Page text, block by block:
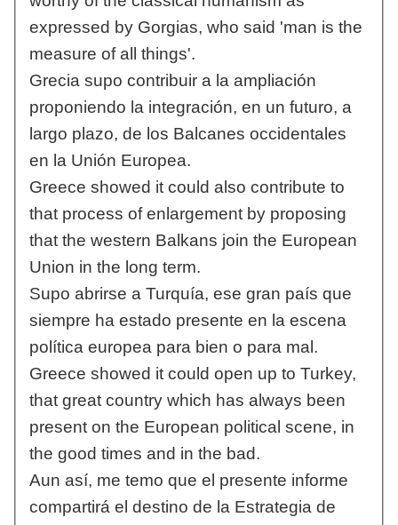
expressed by Gorgias, who said 'man is the
measure of all things'.
Grecia supo contribuir a la ampliación
proponiendo la integración, en un futuro, a
largo plazo, de los Balcanes occidentales
en la Unión Europea.
Greece showed it could also contribute to
that process of enlargement by proposing
that the western Balkans join the European
Union in the long term.
Supo abrirse a Turquía, ese gran país que
siempre ha estado presente en la escena
política europea para bien o para mal.
Greece showed it could open up to Turkey,
that great country which has always been
present on the European political scene, in
the good times and in the bad.
Aun así, me temo que el presente informe
compartirá el destino de la Estrategia de